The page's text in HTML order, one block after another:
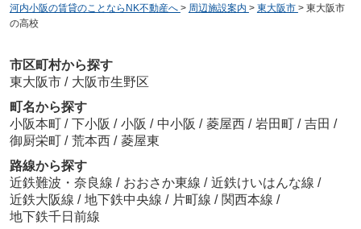
河内小阪の賃貸のことならNK不動産へ > 周辺施設案内 > 東大阪市 > 東大阪市
の高校
市区町村から探す
東大阪市 / 大阪市生野区
町名から探す
小阪本町 / 下小阪 / 小阪 / 中小阪 / 菱屋西 / 岩田町 / 吉田 /
御厨栄町 / 荒本西 / 菱屋東
路線から探す
近鉄難波・奈良線 / おおさか東線 / 近鉄けいはんな線 /
近鉄大阪線 / 地下鉄中央線 / 片町線 / 関西本線 /
地下鉄千日前線